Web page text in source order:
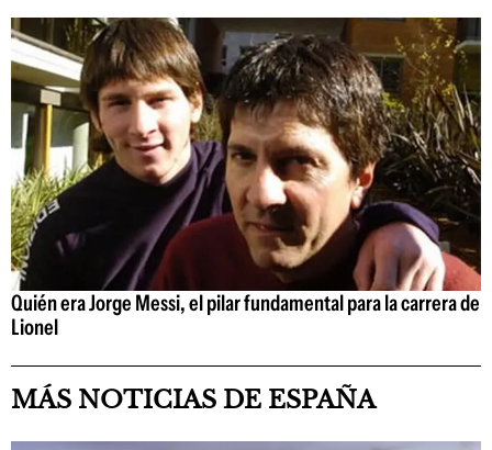
Quién era Jorge Messi, el pilar fundamental para la carrera de
Lionel
MÁS NOTICIAS DE ESPAÑA